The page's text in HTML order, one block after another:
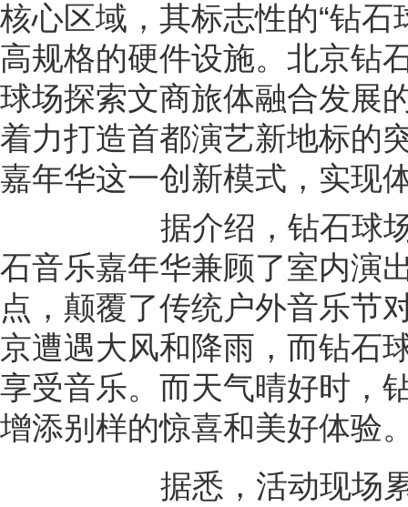
核心区域，其标志性的“钻
高规格的硬件设施。北京钻
球场探索文商旅体融合发展
着力打造首都演艺新地标的
嘉年华这一创新模式，实现
据介绍，钻石球场的
石音乐嘉年华兼顾了室内演
点，颠覆了传统户外音乐节
京遭遇大风和降雨，而钻石
享受音乐。而天气晴好时，
增添别样的惊喜和美好体验
据悉，活动现场累计